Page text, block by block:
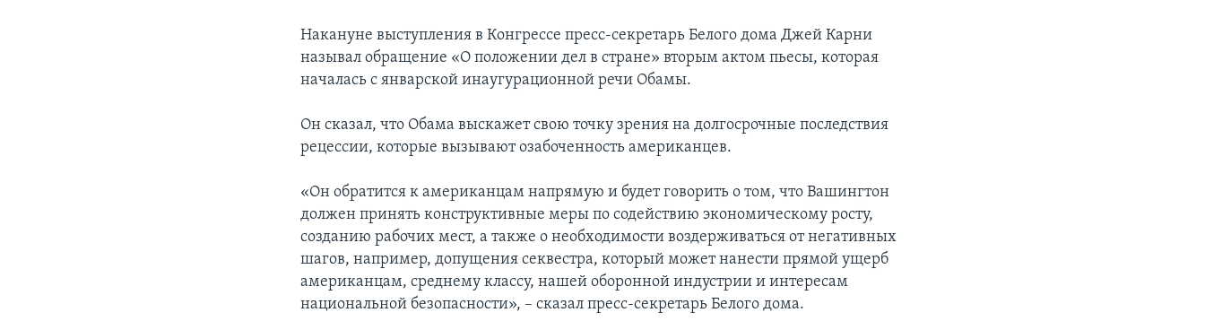
Накануне выступления в Конгрессе пресс-секретарь Белого дома Джей Карни
называл обращение «О положении дел в стране» вторым актом пьесы, которая
началась с январской инаугурационной речи Обамы.
Он сказал, что Обама выскажет свою точку зрения на долгосрочные последствия
рецессии, которые вызывают озабоченность американцев.
«Он обратится к американцам напрямую и будет говорить о том, что Вашингтон
должен принять конструктивные меры по содействию экономическому росту,
созданию рабочих мест, а также о необходимости воздерживаться от негативных
шагов, например, допущения секвестра, который может нанести прямой ущерб
американцам, среднему классу, нашей оборонной индустрии и интересам
национальной безопасности», – сказал пресс-секретарь Белого дома.